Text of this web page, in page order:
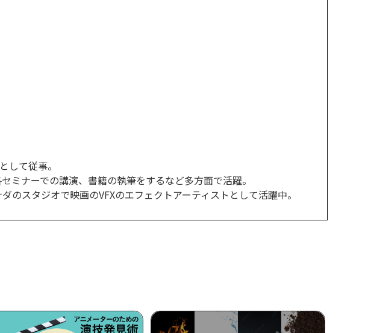
して従事。
ミナーでの講演、書籍の執筆をするなど多方面で活躍。
スタジオで映画のVFXのエフェクトアーティストとして活躍中。